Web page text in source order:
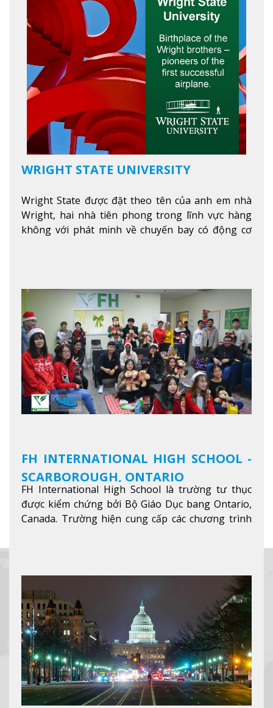
WRIGHT STATE UNIVERSITY
Wright State được đặt theo tên của anh em nhà
Wright, hai nhà tiên phong trong lĩnh vực hàng
không với phát minh về chuyến bay có động cơ
FH INTERNATIONAL HIGH SCHOOL -
SCARBOROUGH, ONTARIO
FH International High School là trường tư thục
được kiểm chứng bởi Bộ Giáo Dục bang Ontario,
Canada. Trường hiện cung cấp các chương trình
nhanh chóng môi trường học tại Canada.Xem
thêm